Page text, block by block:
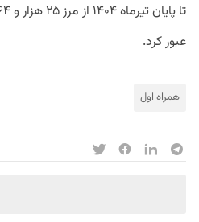
عبور کرد.
همراه اول